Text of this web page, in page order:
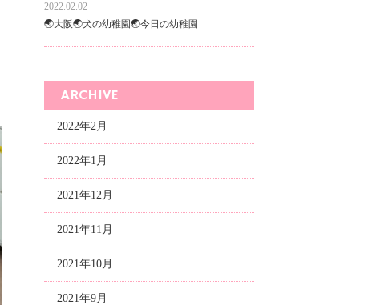
2022.02.02
🌏大阪🌏犬の幼稚園🌏今日の幼稚園
ARCHIVE
2022年2月
2022年1月
2021年12月
2021年11月
2021年10月
2021年9月